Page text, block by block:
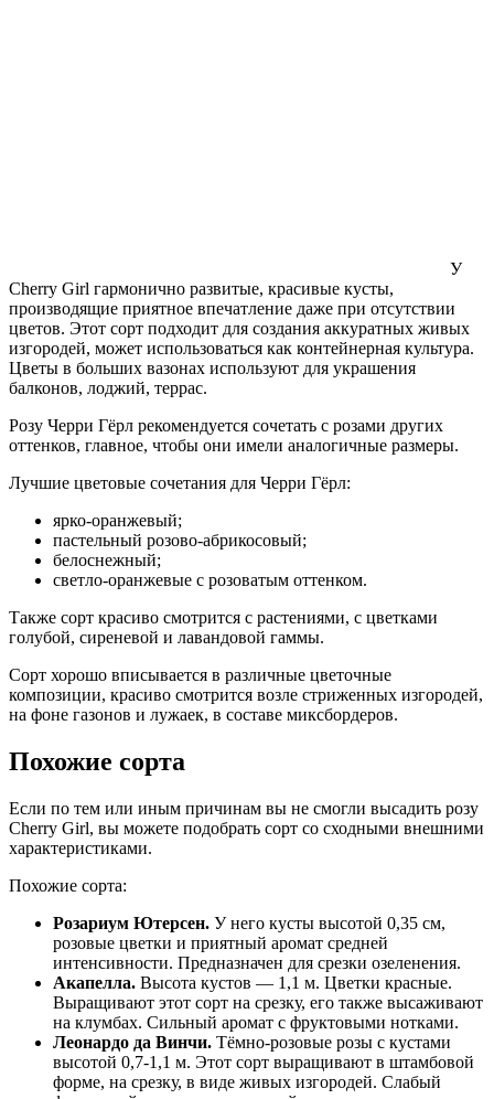
У
Cherry Girl гармонично развитые, красивые кусты,
производящие приятное впечатление даже при отсутствии
цветов. Этот сорт подходит для создания аккуратных живых
изгородей, может использоваться как контейнерная культура.
Цветы в больших вазонах используют для украшения
балконов, лоджий, террас.
Розу Черри Гёрл рекомендуется сочетать с розами других
оттенков, главное, чтобы они имели аналогичные размеры.
Лучшие цветовые сочетания для Черри Гёрл:
ярко-оранжевый;
пастельный розово-абрикосовый;
белоснежный;
светло-оранжевые с розоватым оттенком.
Также сорт красиво смотрится с растениями, с цветками
голубой, сиреневой и лавандовой гаммы.
Сорт хорошо вписывается в различные цветочные
композиции, красиво смотрится возле стриженных изгородей,
на фоне газонов и лужаек, в составе миксбордеров.
Похожие сорта
Если по тем или иным причинам вы не смогли высадить розу
Cherry Girl, вы можете подобрать сорт со сходными внешними
характеристиками.
Похожие сорта:
Розариум Ютерсен. У него кусты высотой 0,35 см,
розовые цветки и приятный аромат средней
интенсивности. Предназначен для срезки озеленения.
Акапелла. Высота кустов — 1,1 м. Цветки красные.
Выращивают этот сорт на срезку, его также высаживают
на клумбах. Сильный аромат с фруктовыми нотками.
Леонардо да Винчи. Тёмно-розовые розы с кустами
высотой 0,7-1,1 м. Этот сорт выращивают в штамбовой
форме, на срезку, в виде живых изгородей. Слабый